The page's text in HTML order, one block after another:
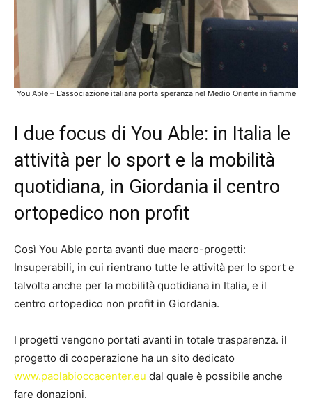
You Able – L’associazione italiana porta speranza nel Medio Oriente in fiamme
I due focus di You Able: in Italia le
attività per lo sport e la mobilità
quotidiana, in Giordania il centro
ortopedico non profit
Così You Able porta avanti due macro-progetti:
Insuperabili, in cui rientrano tutte le attività per lo sport e
talvolta anche per la mobilità quotidiana in Italia, e il
centro ortopedico non profit in Giordania.
I progetti vengono portati avanti in totale trasparenza. il
progetto di cooperazione ha un sito dedicato
www.paolabioccacenter.eu dal quale è possibile anche
fare donazioni.